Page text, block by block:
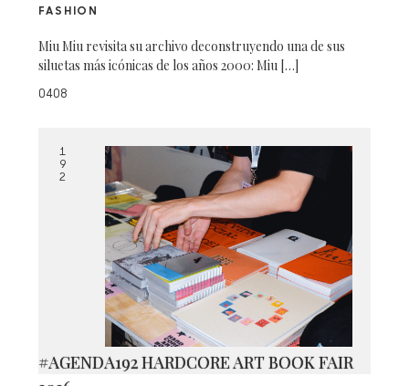
FASHION
Miu Miu revisita su archivo deconstruyendo una de sus
siluetas más icónicas de los años 2000: Miu […]
0408
1
9
2
#AGENDA192 HARDCORE ART BOOK FAIR